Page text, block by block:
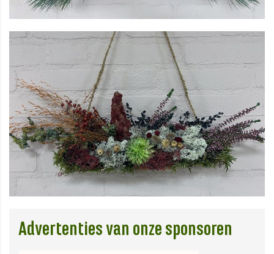
Advertenties van onze sponsoren